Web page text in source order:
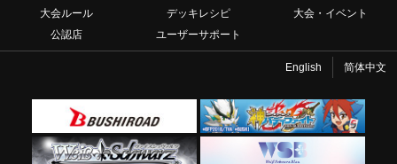
大会ルール
デッキレシピ
大会・イベント
公認店
ユーザーサポート
English 简体中文